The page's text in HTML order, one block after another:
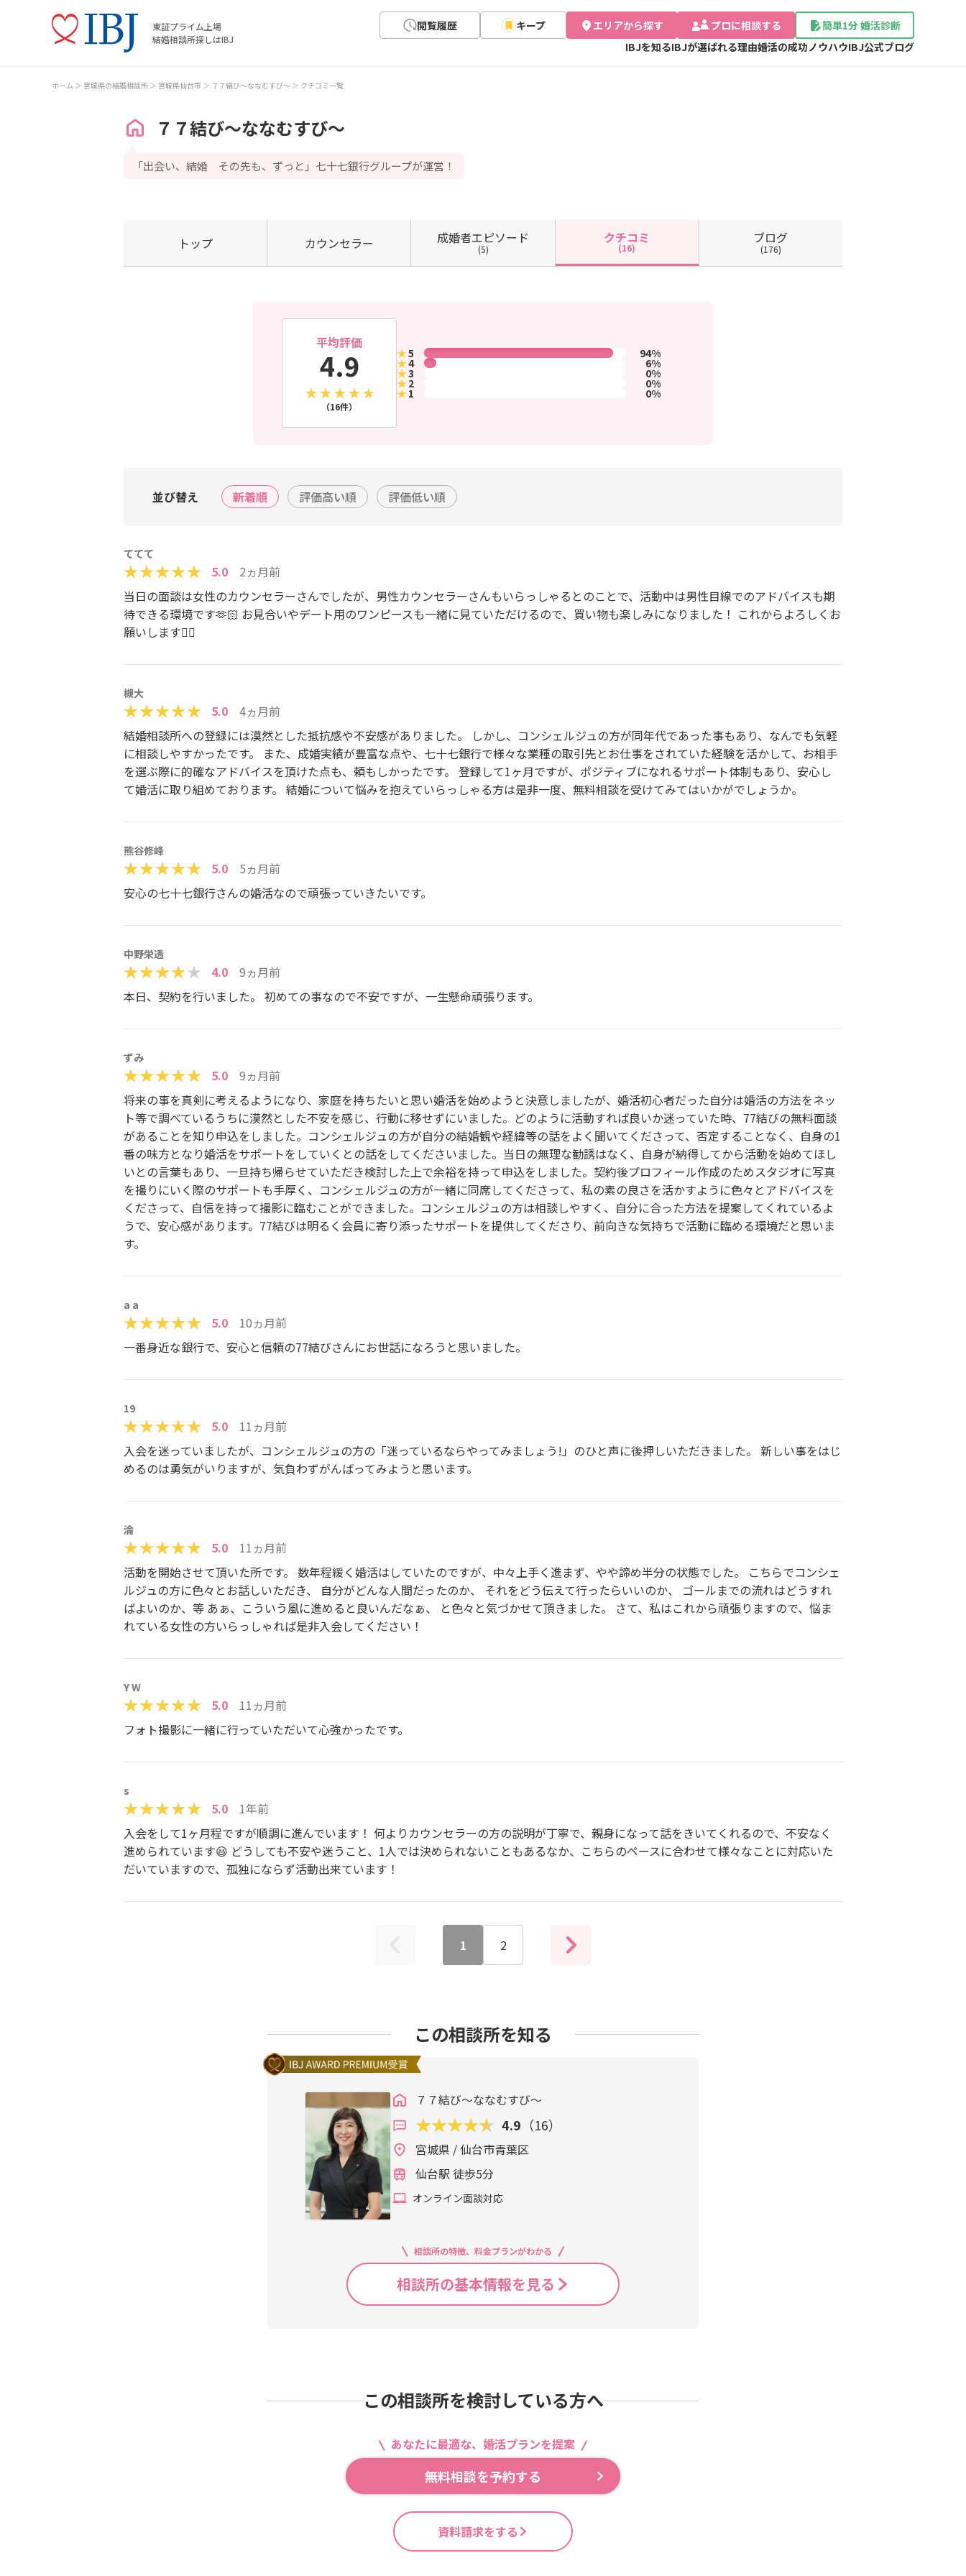
東証プライム上場
結婚相談所探しはIBJ
閲覧履歴 キープ エリアから探す プロに相談する
簡単1分 婚活診断
IBJを知るIBJが選ばれる理由婚活の成功ノウハウIBJ公式ブログ
ホーム 宮城県の結婚相談所 宮城県仙台市 ７７結び～ななむすび～ クチコミ一覧
７７結び～ななむすび～
「出会い、結婚 その先も、ずっと」七十七銀行グループが運営！
トップ カウンセラー 成婚者エピソード
(5)
クチコミ
(16)
ブログ
(176)
平均評価
4.9
（16件）
★5 94%
★4 6%
★3 0%
★ 2 0%
★ 1 0%
並び替え 新着順 評価高い順 評価低い順
ててて
5.0
2ヵ月前
当日の面談は女性のカウンセラーさんでしたが、男性カウンセラーさんもいらっしゃるとのことで、活動中は男性目線でのアドバイスも期
待できる環境です🫶🏻 お見合いやデート用のワンピースも一緒に見ていただけるので、買い物も楽しみになりました！ これからよろしくお
願いします🙇‍♀️
槻大
5.0
4ヵ月前
結婚相談所への登録には漠然とした抵抗感や不安感がありました。 しかし、コンシェルジュの方が同年代であった事もあり、なんでも気軽
に相談しやすかったです。 また、成婚実績が豊富な点や、七十七銀行で様々な業種の取引先とお仕事をされていた経験を活かして、お相手
を選ぶ際に的確なアドバイスを頂けた点も、頼もしかったです。 登録して1ヶ月ですが、ポジティブになれるサポート体制もあり、安心し
て婚活に取り組めております。 結婚について悩みを抱えていらっしゃる方は是非一度、無料相談を受けてみてはいかがでしょうか。
熊谷修峰
5.0
5ヵ月前
安心の七十七銀行さんの婚活なので頑張っていきたいです。
中野栄透
4.0
9ヵ月前
本日、契約を行いました。 初めての事なので不安ですが、一生懸命頑張ります。
ずみ
5.0
9ヵ月前
将来の事を真剣に考えるようになり、家庭を持ちたいと思い婚活を始めようと決意しましたが、婚活初心者だった自分は婚活の方法をネッ
ト等で調べているうちに漠然とした不安を感じ、行動に移せずにいました。どのように活動すれば良いか迷っていた時、77結びの無料面談
があることを知り申込をしました。コンシェルジュの方が自分の結婚観や経緯等の話をよく聞いてくださって、否定することなく、自身の1
番の味方となり婚活をサポートをしていくとの話をしてくださいました。当日の無理な勧誘はなく、自身が納得してから活動を始めてほし
いとの言葉もあり、一旦持ち帰らせていただき検討した上で余裕を持って申込をしました。契約後プロフィール作成のためスタジオに写真
を撮りにいく際のサポートも手厚く、コンシェルジュの方が一緒に同席してくださって、私の素の良さを活かすように色々とアドバイスを
くださって、自信を持って撮影に臨むことができました。コンシェルジュの方は相談しやすく、自分に合った方法を提案してくれているよ
うで、安心感があります。77結びは明るく会員に寄り添ったサポートを提供してくださり、前向きな気持ちで活動に臨める環境だと思いま
す。
a a
5.0
10ヵ月前
一番身近な銀行で、安心と信頼の77結びさんにお世話になろうと思いました。
19
5.0
11ヵ月前
入会を迷っていましたが、コンシェルジュの方の「迷っているならやってみましょう!」のひと声に後押しいただきました。 新しい事をはじ
めるのは勇気がいりますが、気負わずがんばってみようと思います。
淪
5.0
11ヵ月前
活動を開始させて頂いた所です。 数年程緩く婚活はしていたのですが、中々上手く進まず、やや諦め半分の状態でした。 こちらでコンシェ
ルジュの方に色々とお話しいただき、 自分がどんな人間だったのか、 それをどう伝えて行ったらいいのか、 ゴールまでの流れはどうすれ
ばよいのか、等 あぁ、こういう風に進めると良いんだなぁ、 と色々と気づかせて頂きました。 さて、私はこれから頑張りますので、悩ま
れている女性の方いらっしゃれば是非入会してください！
Y W
5.0
11ヵ月前
フォト撮影に一緒に行っていただいて心強かったです。
s
5.0
1年前
入会をして1ヶ月程ですが順調に進んでいます！ 何よりカウンセラーの方の説明が丁寧で、親身になって話をきいてくれるので、不安なく
進められています😃 どうしても不安や迷うこと、1人では決められないこともあるなか、こちらのペースに合わせて様々なことに対応いた
だいていますので、孤独にならず活動出来ています！
1 2
この相談所を知る
７７結び～ななむすび～
4.9 （16）
宮城県 / 仙台市青葉区
仙台駅 徒歩5分
オンライン面談対応
相談所の特徴、料金プランがわかる
相談所の基本情報を見る
この相談所を検討している方へ
あなたに最適な、婚活プランを提案
無料相談を予約する
資料請求をする